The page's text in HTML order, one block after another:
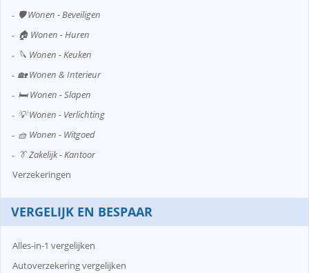
🛡️ Wonen - Beveiligen
🏠 Wonen - Huren
🔪 Wonen - Keuken
🏡 Wonen & Interieur
🛏️ Wonen - Slapen
💡 Wonen - Verlichting
🧺 Wonen - Witgoed
👔 Zakelijk - Kantoor
Verzekeringen
VERGELIJK EN BESPAAR
Alles-in-1 vergelijken
Autoverzekering vergelijken